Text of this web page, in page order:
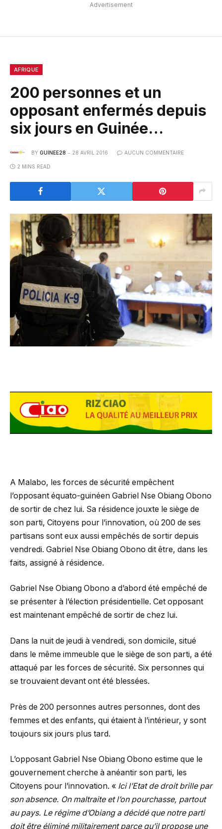
Advertisement
AFRIQUE
200 personnes et un
opposant enfermés depuis
six jours en Guinée…
BY GUINEE28 28 AVRIL 2016 AUCUN COMMENTAIRE
2 MINS READ
A Malabo, les forces de sécurité empêchent
l’opposant équato-guinéen Gabriel Nse Obiang Obono
de sortir de chez lui. Sa résidence jouxte le siège de
son parti, Citoyens pour l’innovation, où 200 de ses
partisans sont eux aussi empêchés de sortir depuis
vendredi. Gabriel Nse Obiang Obono dit être, dans les
faits, assigné à résidence.
Gabriel Nse Obiang Obono a d’abord été empêché de
se présenter à l’élection présidentielle. Cet opposant
est maintenant empêché de sortir de chez lui.
Dans la nuit de jeudi à vendredi, son domicile, situé
dans le même immeuble que le siège de son parti, a été
attaqué par les forces de sécurité. Six personnes qui
se trouvaient devant ont été blessées.
Près de 200 personnes autres personnes, dont des
femmes et des enfants, qui étaient à l’intérieur, y sont
toujours six jours plus tard.
L’opposant Gabriel Nse Obiang Obono estime que le
gouvernement cherche à anéantir son parti, les
Citoyens pour l’innovation. « Ici l’Etat de droit brille par
son absence. On maltraite et l’on pourchasse, partout
au pays. Le régime d’Obiang a décidé que notre parti
doit être éliminé militairement parce qu’il propose une